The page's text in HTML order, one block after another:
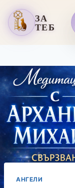
ЗА
ТЕБ
АНГЕЛИ